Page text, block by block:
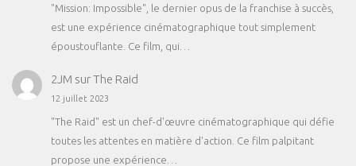
"Mission: Impossible", le dernier opus de la franchise à succès,
est une expérience cinématographique tout simplement
époustouflante. Ce film, qui…
2JM surThe Raid
12 juillet 2023
"The Raid" est un chef-d'œuvre cinématographique qui défie
toutes les attentes en matière d'action. Ce film palpitant
propose une expérience…